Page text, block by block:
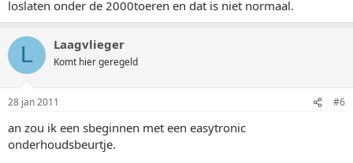
loslaten onder de 2000toeren en dat is niet normaal.
L Laagvlieger
Komt hier geregeld
28 jan 2011 #6
an zou ik een sbeginnen met een easytronic
onderhoudsbeurtje.